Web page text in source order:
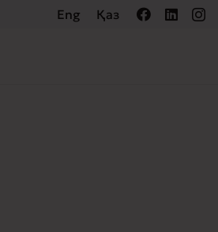
Eng Қаз